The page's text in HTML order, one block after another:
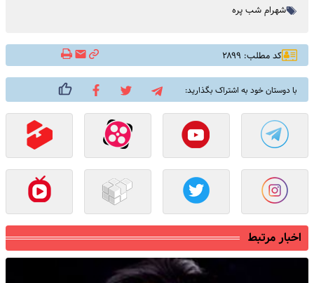
شهرام شب پره
کد مطلب: ۲۸۹۹
با دوستان خود به اشتراک بگذارید:
اخبار مرتبط